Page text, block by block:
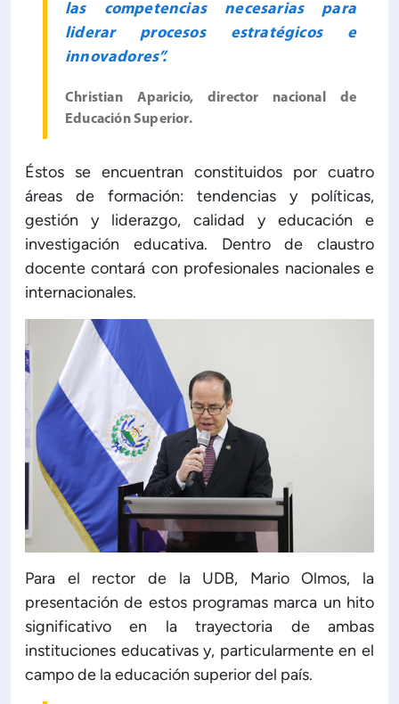
las competencias necesarias para
liderar procesos estratégicos e
innovadores”.
Christian Aparicio, director nacional de
Educación Superior.
Éstos se encuentran constituidos por cuatro
áreas de formación: tendencias y políticas,
gestión y liderazgo, calidad y educación e
investigación educativa. Dentro de claustro
docente contará con profesionales nacionales e
internacionales.
Para el rector de la UDB, Mario Olmos, la
presentación de estos programas marca un hito
significativo en la trayectoria de ambas
instituciones educativas y, particularmente en el
campo de la educación superior del país.